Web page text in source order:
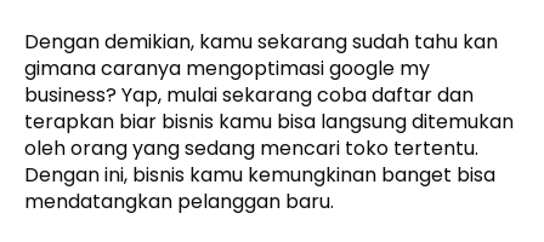
Dengan demikian, kamu sekarang sudah tahu kan
gimana caranya mengoptimasi google my
business? Yap, mulai sekarang coba daftar dan
terapkan biar bisnis kamu bisa langsung ditemukan
oleh orang yang sedang mencari toko tertentu.
Dengan ini, bisnis kamu kemungkinan banget bisa
mendatangkan pelanggan baru.